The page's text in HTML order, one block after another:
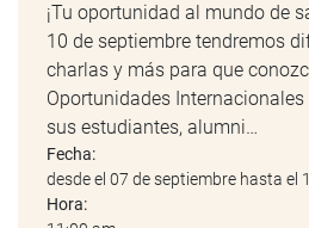
¡Tu oportunidad al mundo de
10 de septiembre tendremos
charlas y más para que
Oportunidades Internacionales
sus estudiantes, alumni…
Fecha:
desde el 07 de septiembre hasta el
Hora: